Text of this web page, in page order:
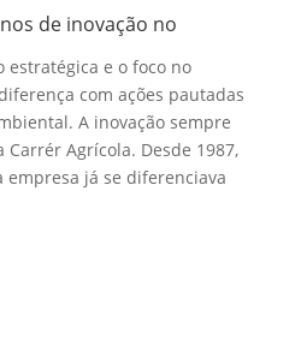
de inovação no
estratégica e o foco no
com ações pautadas
A inovação sempre
Agrícola. Desde 1987,
empresa já se diferenciava